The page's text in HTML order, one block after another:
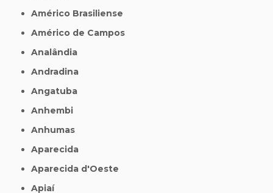
Américo Brasiliense
Américo de Campos
Analândia
Andradina
Angatuba
Anhembi
Anhumas
Aparecida
Aparecida d'Oeste
Apiaí